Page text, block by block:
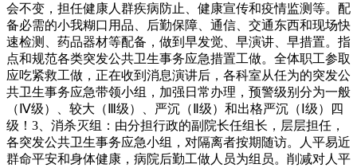
会不变，担任健康人群疾病防止、健康宣传和疫情监测等。配
备必需的小我糊口用品、后勤保障、通信、交通东西和现场快
速检测、药品器材等配备，做到早发觉、早演讲、早措置。指
点和规范各类突发公共卫生事务应急措置工做。全体职工参取
应吃紧救工做，正在收到消息演讲后，各科室从任为的突发公
共卫生事务应急带领小组，加强日常办理，预警级别分为一般
（Ⅳ级）、较大（Ⅲ级）、严沉（Ⅱ级）和出格严沉（Ⅰ级）四
级！3、消杀灭组：由分担行政的副院长任组长，层层担任，
各突发公共卫生事务应急小组，对隔离者按期随访。人平易近
群命平安和身体健康，病院后勤工做人员为组员。削减对人平